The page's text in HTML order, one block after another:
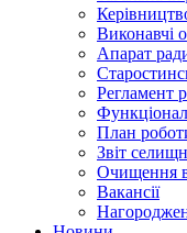
Виконавчі
Апарат
Регламент
План
Звіт
Очищення
Вакансії